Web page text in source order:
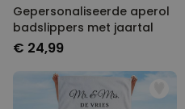
Gepersonaliseerde aperol
badslippers met jaartal
€ 24,99